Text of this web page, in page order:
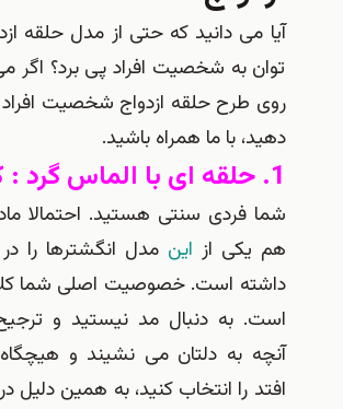
دانید که حتی از مدل حلقه ازدواج هم می
به شخصیت افراد پی برد؟ اگر می خواهید از
حلقه ازدواج شخصیت افراد را تشخیص
با ما همراه باشید.
سنتی هستید. احتمالا مادر بزرگ شما
ازاین مدل انگشترها را در دستان اش
است. خصوصیت اصلی شما کلاسیک بودن
به دنبال مد نیستید و ترجیح می دهید
به دلتان می نشیند و هیچگاه از مد نمی
را انتخاب کنید، به همین دلیل در عکس های